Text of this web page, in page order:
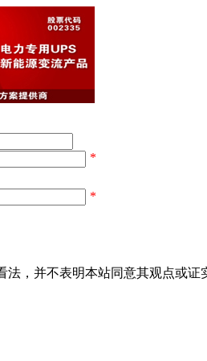
*
*
法，并不表明本站同意其观点或证